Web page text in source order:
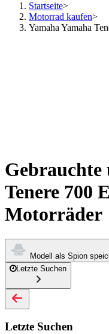
Startseite>
Motorrad kaufen>
Yamaha Yamaha
Gebrauchte
Tenere 700
Motorräder
Modell als Spion
Letzte Suchen
Letzte Suchen